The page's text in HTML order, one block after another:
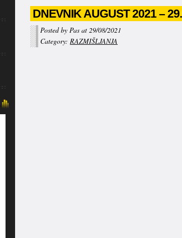
DNEVNIK AUGUST 2021 –
Posted by Pas at 29/08/2021
Category: RAZMIŠLJANJA